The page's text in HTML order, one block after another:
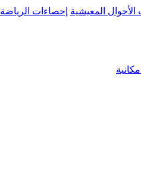
الأحوال المعيشية إحصاءات الرياضة